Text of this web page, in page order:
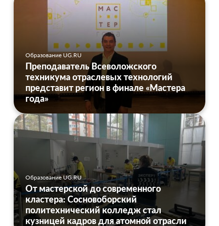
Образование UG.RU
Преподаватель Всеволожского
техникума отраслевых технологий
представит регион в финале «Мастера
года»
Образование UG.RU
От мастерской до современного
кластера: Сосновоборский
политехнический колледж стал
кузницей кадров для атомной отрасли